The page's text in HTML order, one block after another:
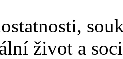
život a